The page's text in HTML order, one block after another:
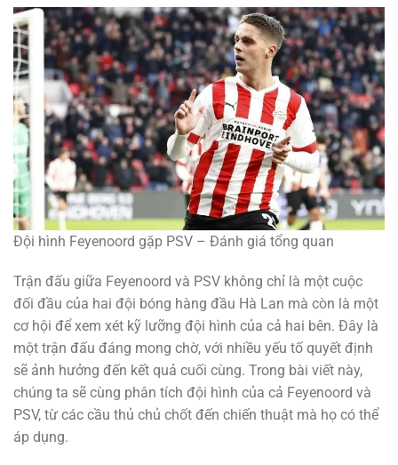
Đội hình Feyenoord gặp PSV – Đánh giá tổng quan
Trận đấu giữa Feyenoord và PSV không chỉ là một cuộc
đối đầu của hai đội bóng hàng đầu Hà Lan mà còn là một
cơ hội để xem xét kỹ lưỡng đội hình của cả hai bên. Đây là
một trận đấu đáng mong chờ, với nhiều yếu tố quyết định
sẽ ảnh hưởng đến kết quả cuối cùng. Trong bài viết này,
chúng ta sẽ cùng phân tích đội hình của cả Feyenoord và
PSV, từ các cầu thủ chủ chốt đến chiến thuật mà họ có thể
áp dụng.